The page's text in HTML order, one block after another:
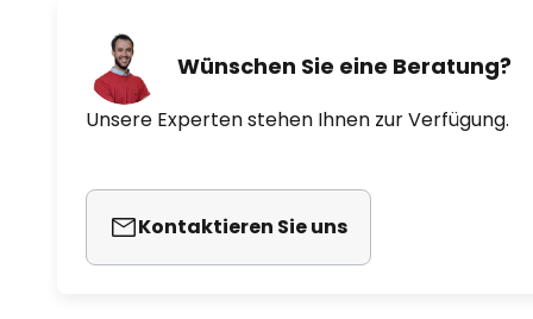
Wünschen Sie eine Beratung?
Unsere Experten stehen Ihnen zur Verfügung.
Kontaktieren Sie uns